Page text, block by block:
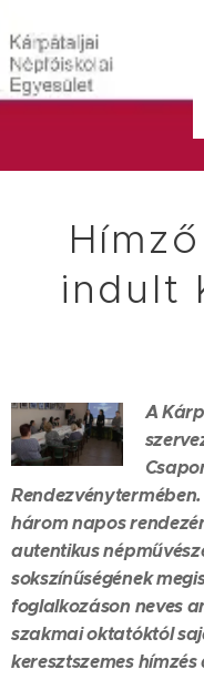
indult
A
három napos
autentikus
sokszínűségének
foglalkozáson neves
szakmai oktatóktól
keresztszemes